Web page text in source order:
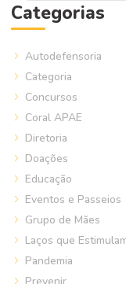
Categorias
Autodefensoria
Categoria
Concursos
Coral APAE
Diretoria
Doações
Educação
Eventos e Passeios
Grupo de Mães
Laços que
Pandemia